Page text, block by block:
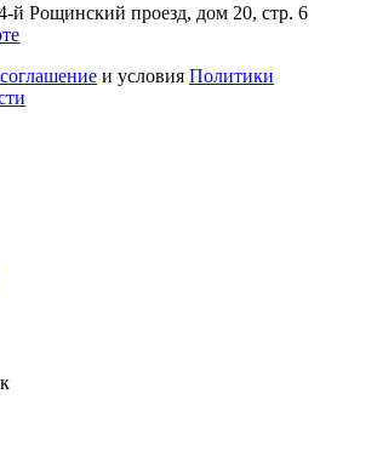
й Рощинский проезд, дом 20, стр. 6
и условия Политики